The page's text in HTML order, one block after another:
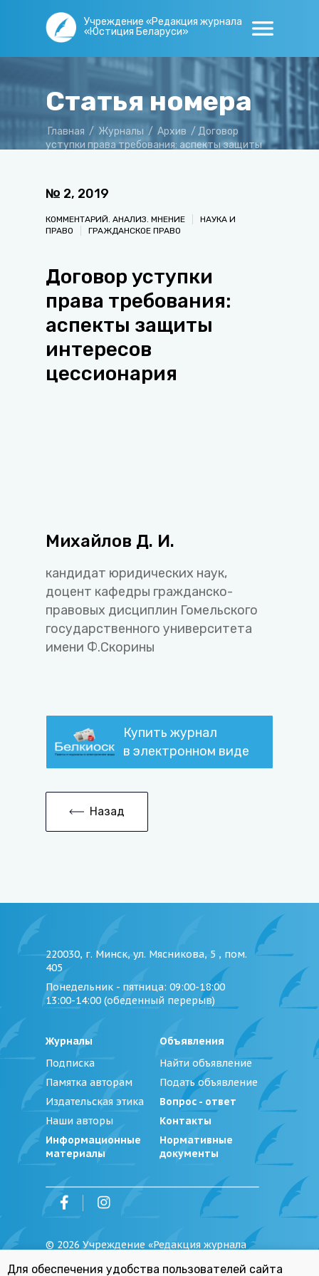
Учреждение «Редакция журнала
«Юстиция Беларуси»
Статья номера
Главная / Журналы / Архив / Договор
уступки права требования: аспекты защиты
№ 2, 2019
КОММЕНТАРИЙ. АНАЛИЗ. МНЕНИЕ
НАУКА И
ПРАВО
ГРАЖДАНСКОЕ ПРАВО
Договор уступки
права требования:
аспекты защиты
интересов
цессионария
Михайлов Д. И.
кандидат юридических наук,
доцент кафедры гражданско-
правовых дисциплин Гомельского
государственного университета
имени Ф.Скорины
Купить журнал
в электронном виде
Назад
220030, г. Минск, ул. Мясникова, 5 , пом.
405
Понедельник - пятница: 09:00-18:00
13:00-14:00 (обеденный перерыв)
Журналы
Подписка
Памятка авторам
Издательская этика
Наши авторы
Информационные
материалы
Объявления
Найти объявление
Подать объявление
Вопрос - ответ
Контакты
Нормативные
документы
© 2026 Учреждение «Редакция журнала
Политика обработки персональных
Для обеспечения удобства пользователей сайта